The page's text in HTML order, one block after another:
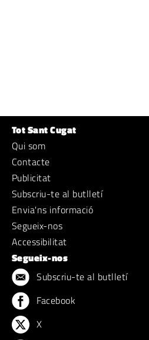
Tot Sant Cugat
Qui som
Contacte
Publicitat
Subscriu-te al butlletí
Envia'ns informació
Segueix-nos
Accessibilitat
Segueix-nos
Subscriu-te al butlletí
Facebook
X